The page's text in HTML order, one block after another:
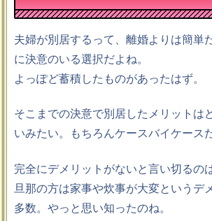
夫婦が別居するって、離婚よりは簡単
に決意のいる選択だよね。
よっぽど蓄積したものがあったはず。
そこまでの決意で別居したメリットは
いみたい。もちろんケースバイケース
完全にデメリットがないと言い切るの
旦那の方は家事や炊事が大変というデ
多数。やっと思い知ったのね。